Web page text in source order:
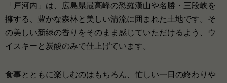
「戸河内」は、広島県最高峰の恐羅漢山や名勝・三段峡を
擁する、豊かな森林と美しい清流に囲まれた土地です。そ
の美しい新緑の香りをそのまま感じていただけるよう、ウ
イスキーと炭酸のみで仕上げています。
食事とともに楽しむのはもちろん、忙しい一日の終わりや